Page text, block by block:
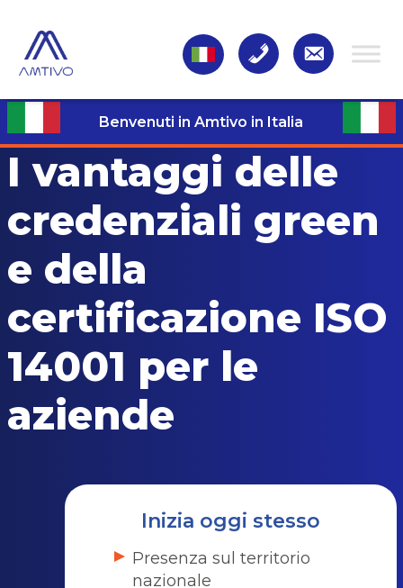
Benvenuti in Amtivo in Italia
I vantaggi delle
credenziali green
e della
certificazione ISO
14001 per le
aziende
Inizia oggi stesso
Presenza sul territorio
nazionale